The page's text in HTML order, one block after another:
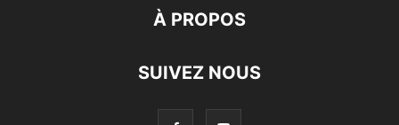
À PROPOS
SUIVEZ NOUS